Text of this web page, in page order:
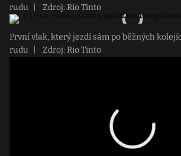
rudu
Zdroj: Rio Tinto
První vlak, který jezdí sám po běžných
rudu
Zdroj: Rio Tinto